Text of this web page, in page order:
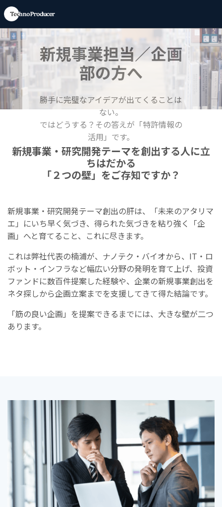
新規事業担当／企画
部の方へ
勝手に完璧なアイデアが出てくることは
ない。
ではどうする？その答えが「特許情報の
活用」です。
新規事業・研究開発テーマを創出する人に立
ちはだかる
「２つの壁」をご存知ですか？
新規事業・研究開発テーマ創出の肝は、「未来のアタリマ
エ」にいち早く気づき、得られた気づきを粘り強く「企
画」へと育てること、これに尽きます。
これは弊社代表の楠浦が、ナノテク・バイオから、IT・ロ
ボット・インフラなど幅広い分野の発明を育て上げ、投資
ファンドに数百件提案した経験や、企業の新規事業創出を
ネタ探しから企画立案までを支援してきて得た結論です。
「筋の良い企画」を提案できるまでには、大きな壁が二つ
あります。